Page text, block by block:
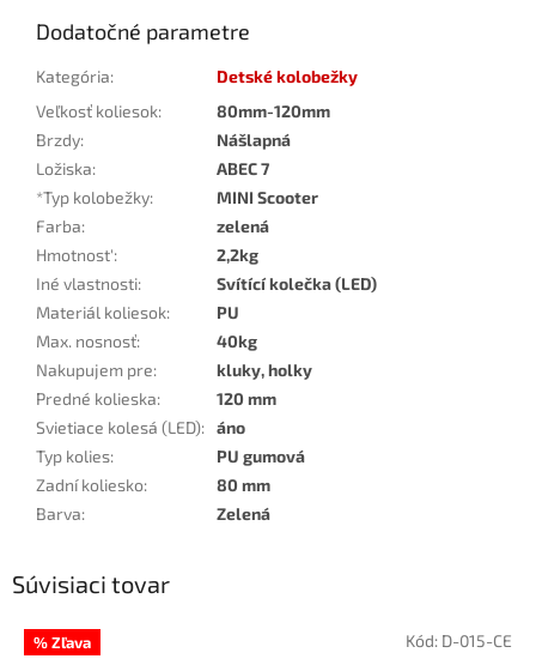
Dodatočné parametre
Kategória:
Detské kolobežky
Veľkosť koliesok:
80mm-120mm
Brzdy:
Nášlapná
Ložiska:
ABEC 7
*Typ kolobežky:
MINI Scooter
Farba:
zelená
Hmotnost':
2,2kg
Iné vlastnosti:
Svítící kolečka (LED)
Materiál koliesok:
PU
Max. nosnosť:
40kg
Nakupujem pre:
kluky, holky
Predné kolieska:
120 mm
Svietiace kolesá (LED): áno
Typ kolies:
PU gumová
Zadní koliesko:
80 mm
Barva: Zelená
Súvisiaci tovar
% Zľava Kód: D-015-CE